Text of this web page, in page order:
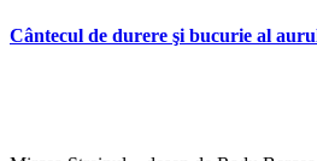
Cântecul de durere şi bucurie al